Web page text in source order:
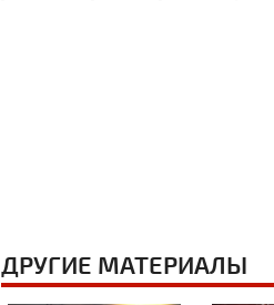
ДРУГИЕ МАТЕРИАЛЫ